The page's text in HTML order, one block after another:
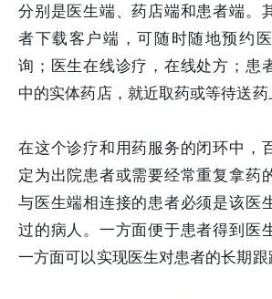
分别是医生端、药店端和患者端。
者下载客户端，可随时随地预约
询；医生在线诊疗，在线处方；患
中的实体药店，就近取药或等待送药
在这个诊疗和用药服务的闭环中，
定为出院患者或需要经常重复拿药
与医生端相连接的患者必须是该医
过的病人。一方面便于患者得到医
一方面可以实现医生对患者的长期跟